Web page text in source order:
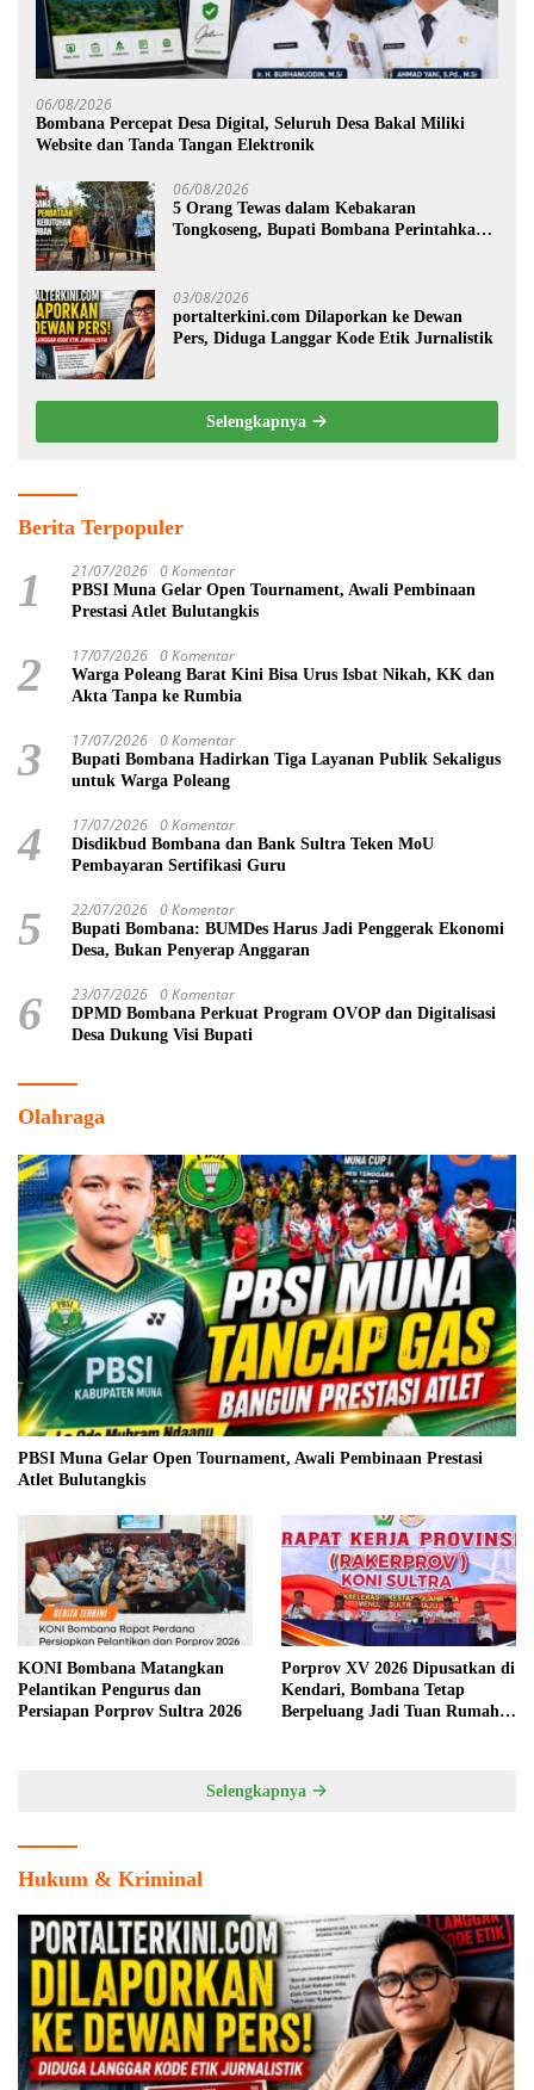
06/08/2026
Bombana Percepat Desa Digital, Seluruh Desa Bakal Miliki
Website dan Tanda Tangan Elektronik
06/08/2026
5 Orang Tewas dalam Kebakaran
Tongkoseng, Bupati Bombana Perintahkan
03/08/2026
portalterkini.com Dilaporkan ke Dewan
Pers, Diduga Langgar Kode Etik Jurnalistik
Selengkapnya
Berita Terpopuler
1 21/07/2026 0 Komentar
PBSI Muna Gelar Open Tournament, Awali Pembinaan
Prestasi Atlet Bulutangkis
2 17/07/2026 0 Komentar
Warga Poleang Barat Kini Bisa Urus Isbat Nikah, KK dan
Akta Tanpa ke Rumbia
3 17/07/2026 0 Komentar
Bupati Bombana Hadirkan Tiga Layanan Publik Sekaligus
untuk Warga Poleang
4 17/07/2026 0 Komentar
Disdikbud Bombana dan Bank Sultra Teken MoU
Pembayaran Sertifikasi Guru
5 22/07/2026 0 Komentar
Bupati Bombana: BUMDes Harus Jadi Penggerak Ekonomi
Desa, Bukan Penyerap Anggaran
6 23/07/2026 0 Komentar
DPMD Bombana Perkuat Program OVOP dan Digitalisasi
Desa Dukung Visi Bupati
Olahraga
PBSI Muna Gelar Open Tournament, Awali Pembinaan Prestasi
Atlet Bulutangkis
KONI Bombana Matangkan
Pelantikan Pengurus dan
Persiapan Porprov Sultra 2026
Porprov XV 2026 Dipusatkan di
Kendari, Bombana Tetap
Berpeluang Jadi Tuan Rumah
Selengkapnya
Hukum & Kriminal